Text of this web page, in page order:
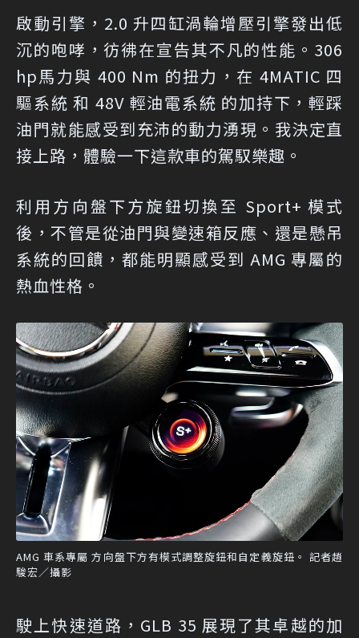
啟動引擎，2.0 升四缸渦輪增壓引擎發出低
沉的咆哮，彷彿在宣告其不凡的性能。306
hp馬力與 400 Nm 的扭力，在 4MATIC 四
驅系統 和 48V 輕油電系統 的加持下，輕踩
油門就能感受到充沛的動力湧現。我決定直
接上路，體驗一下這款車的駕馭樂趣。
利用方向盤下方旋鈕切換至 Sport+ 模式
後，不管是從油門與變速箱反應、還是懸吊
系統的回饋，都能明顯感受到 AMG 專屬的
熱血性格。
AMG 車系專屬 方向盤下方有模式調整旋鈕和自定義旋鈕。 記者趙
駿宏／攝影
駛上快速道路，GLB 35 展現了其卓越的加